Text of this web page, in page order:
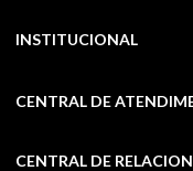
INSTITUCIONAL
CENTRAL DE
CENTRAL DE